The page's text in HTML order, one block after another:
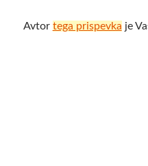
Avtor tega prispevka je